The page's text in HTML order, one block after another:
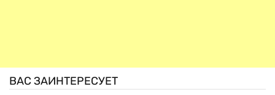
ВАС ЗАИНТЕРЕСУЕТ